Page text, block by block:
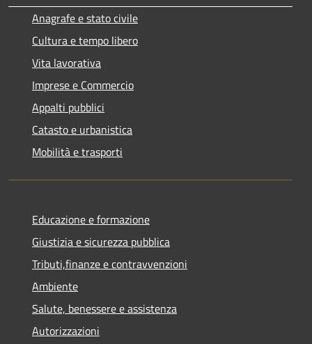
Anagrafe e stato civile
Cultura e tempo libero
Vita lavorativa
Imprese e Commercio
Appalti pubblici
Catasto e urbanistica
Mobilità e trasporti
Educazione e formazione
Giustizia e sicurezza pubblica
Tributi,finanze e contravvenzioni
Ambiente
Salute, benessere e assistenza
Autorizzazioni